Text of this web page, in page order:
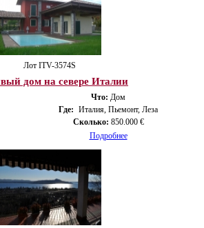
Лот ITV-3574S
дом на севере Италии
Что: Дом
Где: Италия, Пьемонт, Леза
Сколько: 850.000 €
Подробнее